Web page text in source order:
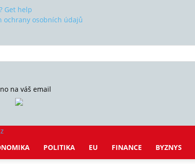
Get help
ochrany osobních údajů
na váš email
POLITIKA EU FINANCE BYZNYS